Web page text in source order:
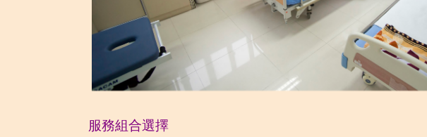
服務組合選擇